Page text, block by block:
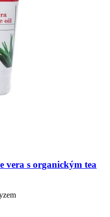
vera s organickým tea